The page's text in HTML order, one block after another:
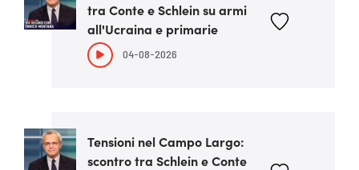
tra Conte e Schlein su armi
all'Ucraina e primarie
04-08-2026
Tensioni nel Campo Largo:
scontro tra Schlein e Conte